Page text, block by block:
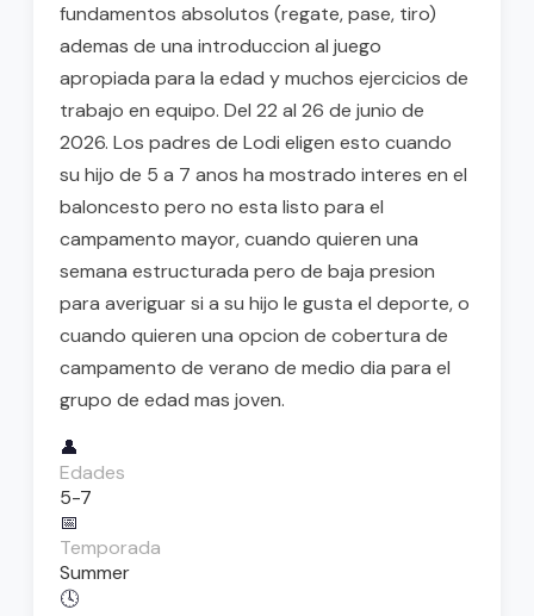
fundamentos absolutos (regate, pase, tiro)
ademas de una introduccion al juego
apropiada para la edad y muchos ejercicios de
trabajo en equipo. Del 22 al 26 de junio de
2026. Los padres de Lodi eligen esto cuando
su hijo de 5 a 7 anos ha mostrado interes en el
baloncesto pero no esta listo para el
campamento mayor, cuando quieren una
semana estructurada pero de baja presion
para averiguar si a su hijo le gusta el deporte, o
cuando quieren una opcion de cobertura de
campamento de verano de medio dia para el
grupo de edad mas joven.
👤
Edades
5-7
📅
Temporada
Summer
🕓